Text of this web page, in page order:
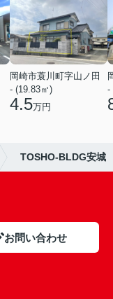
岡崎市蓑川町字山ノ田
- (19.83㎡)
4.5万円
-
TOSHO-BLDG安城
お問い合わせ